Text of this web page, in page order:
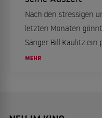
Nach den stressigen
letzten Monaten
Sänger Bill Kaulitz ein
verbringt er in Italien,
MEHR